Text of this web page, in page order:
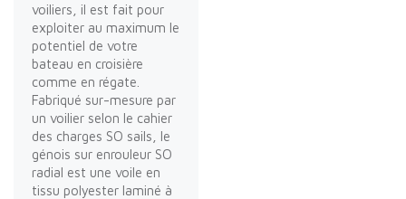
voiliers, il est fait pour
exploiter au maximum le
potentiel de votre
bateau en croisière
comme en régate.
Fabriqué sur-mesure par
un voilier selon le cahier
des charges SO sails, le
génois sur enrouleur SO
radial est une voile en
tissu polyester laminé à